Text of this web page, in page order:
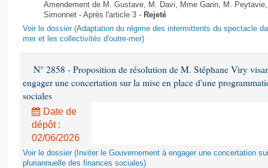
Amendement de M. Gustave, M. Davi, Mme Garin, M.
Simonnet - Après l'article 3 - Rejeté
Voir le dossier (Adaptation du régime des intermittents du spectacle
mer et les collectivités d'outre-mer)
N° 2858 - Proposition de résolution de M. Stéphane Viry
engager une concertation sur la mise en place d'une
sociales
Date de
dépôt :
02/06/2026
Voir le dossier (Inviter le Gouvernement à engager une concertation
pluriannuelle des finances sociales)